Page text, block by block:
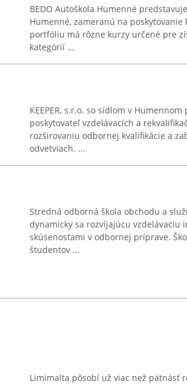
BEDO Autoškola Humenné
Humenné, zameranú na
portfóliu má rôzne kurzy určené pre
kategórií ...
KEEPER, s.r.o. so sídlom v
poskytovateľ vzdelávacích a
rozširovaniu odbornej kvalifikácie a
odvetviach. ...
Stredná odborná škola obchodu a
dynamicky sa rozvíjajúcu
skúsenosťami v odbornej príprave.
študentov ...
Limimalta pôsobí už viac než pätnásť